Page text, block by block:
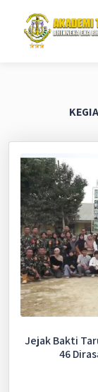
Jejak Bakti
46